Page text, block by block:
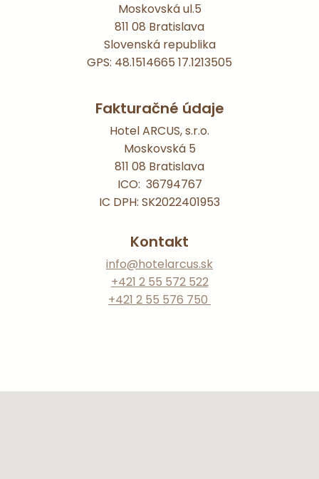
Moskovská ul.5
811 08 Bratislava
Slovenská republika
GPS: 48.1514665 17.1213505
Fakturačné údaje
Hotel ARCUS, s.r.o.
Moskovská 5
811 08 Bratislava
ICO: 36794767
IC DPH: SK2022401953
Kontakt
info@hotelarcus.sk
+421 2 55 572 522
+421 2 55 576 750